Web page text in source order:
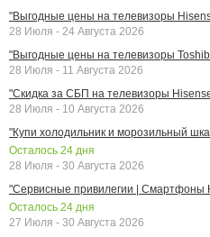
"Выгодные цены на телевизоры
28 Июля - 24 Августа 2026
"Выгодные цены на телевизоры
28 Июля - 11 Августа 2026
"Скидка за СБП на телевизоры
28 Июля - 10 Августа 2026
"Купи холодильник и морозильный
Осталось 24 дня
28 Июля - 30 Августа 2026
"Сервисные привилегии | Смартфоны
Осталось 24 дня
27 Июля - 30 Августа 2026